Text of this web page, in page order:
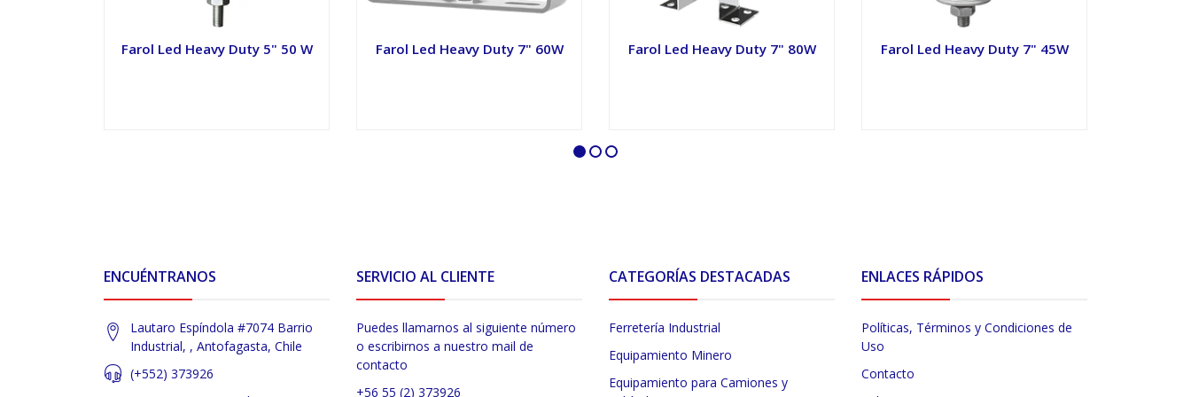
Farol Led Heavy Duty 5" 50 W Farol Led Heavy Duty 7" 60W Farol Led Heavy Duty 7" 80W Farol Led Heavy Duty 7" 45W
ENCUÉNTRANOS
Lautaro Espíndola #7074 Barrio
Industrial, , Antofagasta, Chile
(+552) 373926
SERVICIO AL CLIENTE
Puedes llamarnos al siguiente número
o escribirnos a nuestro mail de
contacto
+56 55 (2) 373926
CATEGORÍAS DESTACADAS
Ferretería Industrial
Equipamiento Minero
Equipamiento para Camiones y
ENLACES RÁPIDOS
Políticas, Términos y Condiciones de
Uso
Contacto